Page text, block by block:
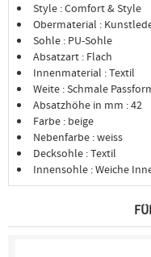
Style : Comfort & Style
Obermaterial :
Sohle : PU-Sohle
Absatzart : Flach
Innenmaterial : Textil
Weite : Schmale
Absatzhöhe in mm : 42
Farbe : beige
Nebenfarbe : weiss
Decksohle : Textil
Innensohle : Weiche